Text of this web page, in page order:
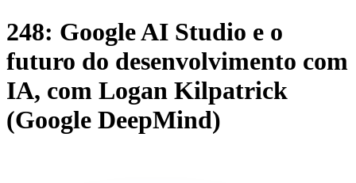
248: Google AI Studio e o
futuro do desenvolvimento com
IA, com Logan Kilpatrick
(Google DeepMind)